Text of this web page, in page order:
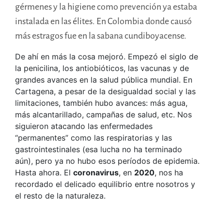
gérmenes y la higiene como prevención ya estaba
instalada en las élites. En Colombia donde causó
más estragos fue en la sabana cundiboyacense.
De ahí en más la cosa mejoró. Empezó el siglo de
la penicilina, los antiobióticos, las vacunas y de
grandes avances en la salud pública mundial. En
Cartagena, a pesar de la desigualdad social y las
limitaciones, también hubo avances: más agua,
más alcantarillado, campañas de salud, etc. Nos
siguieron atacando las enfermedades
“permanentes” como las respiratorias y las
gastrointestinales (esa lucha no ha terminado
aún), pero ya no hubo esos períodos de epidemia.
Hasta ahora. Elcoronavirus, en 2020, nos ha
recordado el delicado equilibrio entre nosotros y
el resto de la naturaleza.